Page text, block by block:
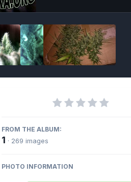
FROM THE ALBUM:
1 · 269 images
PHOTO INFORMATION